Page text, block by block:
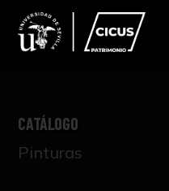
CATÁLOGO
Pinturas